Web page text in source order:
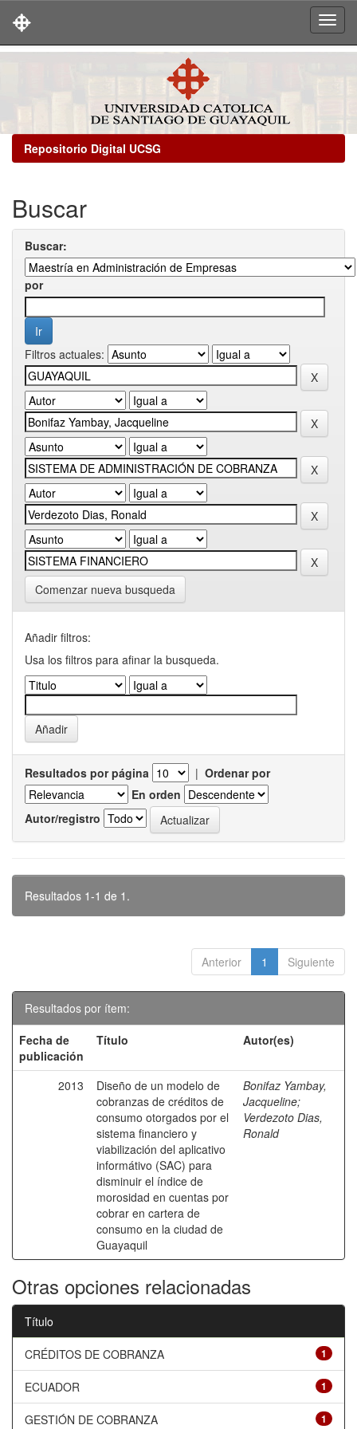
Repositorio Digital UCSG
Buscar
Buscar:
por
Filtros actuales:
Comenzar nueva busqueda
Añadir filtros:
Usa los filtros para afinar la busqueda.
Resultados por página | Ordenar por
En orden
Autor/registro
Resultados 1-1 de 1.
Anterior 1 Siguiente
Resultados por ítem:
Fecha de
publicación
Título Autor(es)
2013
Diseño de un modelo de
cobranzas de créditos de
consumo otorgados por el
sistema financiero y
viabilización del aplicativo
informátivo (SAC) para
disminuir el índice de
morosidad en cuentas por
cobrar en cartera de
consumo en la ciudad de
Guayaquil
Bonifaz Yambay,
Jacqueline;
Verdezoto Dias,
Ronald
Otras opciones relacionadas
Título
1
CRÉDITOS DE COBRANZA
1
ECUADOR
1
GESTIÓN DE COBRANZA